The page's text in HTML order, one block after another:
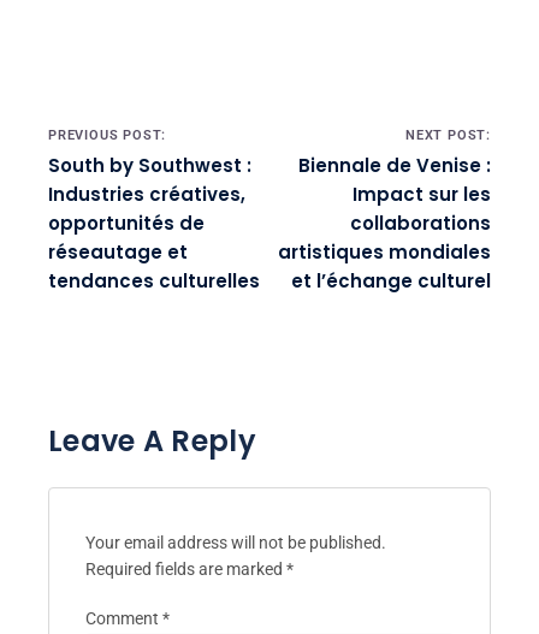
Post navigation
PREVIOUS POST:
South by Southwest :
Industries créatives,
opportunités de
réseautage et
tendances culturelles
NEXT POST:
Biennale de Venise :
Impact sur les
collaborations
artistiques mondiales
et l’échange culturel
Leave A Reply
Your email address will not be published.
Required fields are marked *
Comment *